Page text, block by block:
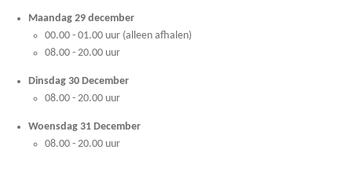
Maandag 29 december
00.00 - 01.00 uur (alleen afhalen)
08.00 - 20.00 uur
Dinsdag 30 December
08.00 - 20.00 uur
Woensdag 31 December
08.00 - 20.00 uur